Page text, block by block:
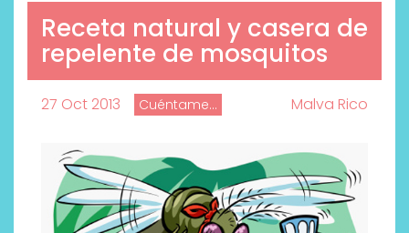
Receta natural y casera de
repelente de mosquitos
27 Oct 2013 Cuéntame... Malva Rico